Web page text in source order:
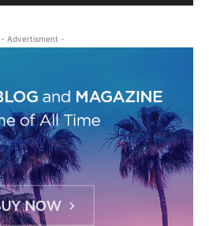
- Advertisment -